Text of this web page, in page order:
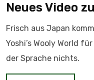
Neues Video
Frisch aus Japan
Yoshi’s Wooly World
der Sprache nichts.